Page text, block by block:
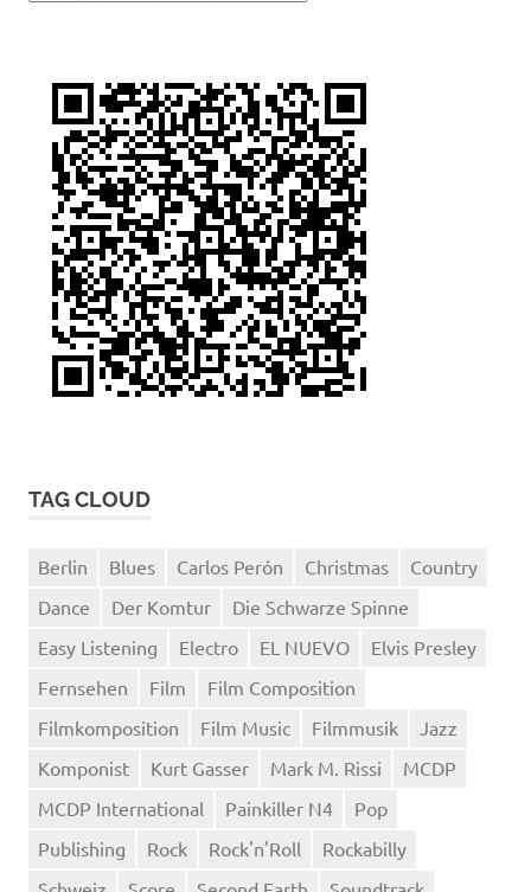
TAG CLOUD
Berlin Blues Carlos Perón Christmas
Country
Dance
Der Komtur
Die Schwarze Spinne
Easy Listening
Electro EL NUEVO
Elvis Presley
Fernsehen
Film
Film Composition
Filmkomposition
Film Music Filmmusik
Jazz
Komponist
Kurt Gasser Mark M. Rissi
MCDP
MCDP International
Painkiller N4
Pop
Publishing
Rock Rock'n'Roll
Rockabilly